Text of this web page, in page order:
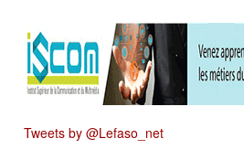
Tweets by @Lefaso_net